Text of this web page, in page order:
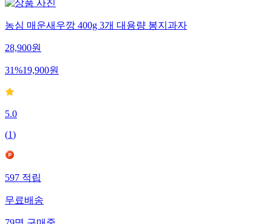
농심 매운새우깡 400g 3개 대용량 봉지과자
28,900원
31%19,900원
5.0
(1)
597적립
무료배송